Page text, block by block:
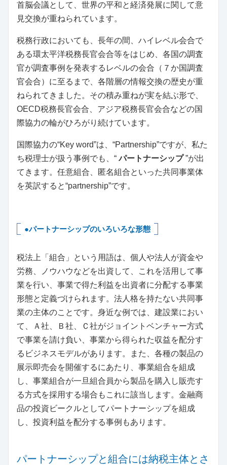
首脳会議として、世界の平和と経済発展に関して意
見交換が重ねられています。
税務行政においても、長年の間、ハイレベル会合で
ある環太平洋税務長官会合等をはじめ、各国の調査
官が調査事例を発表するレベルの会合（７か国調査
官会合）に至るまで、各階層の情報交換の歴史が重
ねられてきました。その積み重ねが実を結ぶ形で、
OECD税務長官会合、アジア税務長官会合などの国
際協力の輪がひろがり続けています。
国際協力の“Key word”は、“Partnership”ですが、私た
ち税理士が扱う事例でも、“パートナーシップ”が出
てきます。任意組合、匿名組合といった共同事業体
を英訳すると“partnership”です。
●パートナーシップのいろいろな形態
税法上「組合」という用語は、個人や法人が資金や
労務、ノウハウなどを出資して、これを活用して事
業を行い、事業で得た利益を出資者に分配する事業
形態と定義づけられます。法人格を持たない共同事
業の主体のことです。身近な例では、建設業におい
て、Ａ社、Ｂ社、Ｃ社がジョイントベンチャー方式
で事業を請け負い、事業から得られた収益を配分す
るビジネスモデルがあります。また、各種の製品の
展示即売会を開催するにあたり、事業組合を組成
し、事業組合が一旦組合員から製品を購入し販売す
る方式を採用する場合もこれに該当します。金融商
品の投資ビークルとしてパートナーシップを組成
し、投資利益を配分する事例もあります。
パートナーシップと組合には納税主体とさ